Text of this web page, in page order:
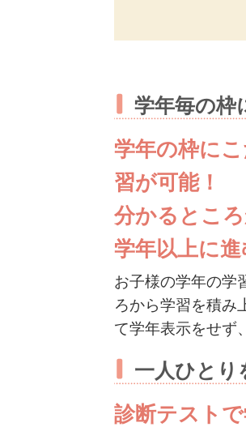
学年毎の枠
学年の枠に
習が可能！
分かるとこ
学年以上に
お子様の学年の学
ろから学習を積み
て学年表示をせず
一人ひとり
診断テスト